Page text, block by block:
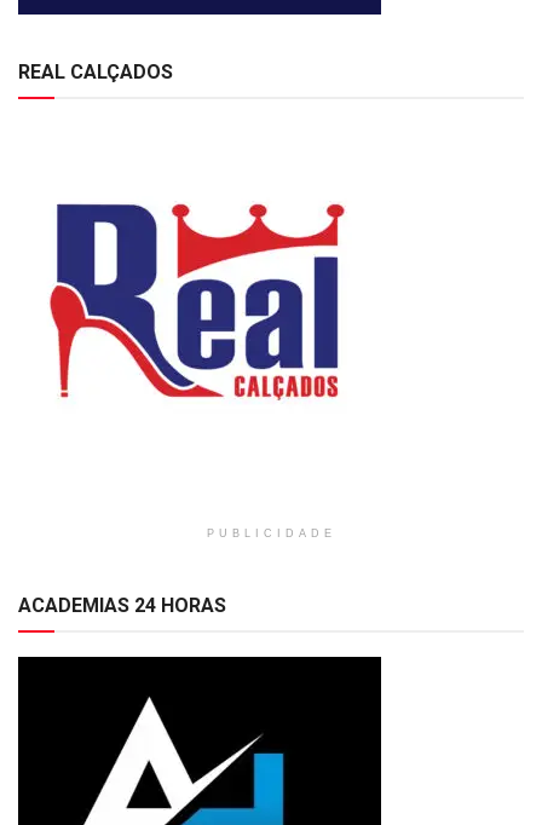
REAL CALÇADOS
PUBLICIDADE
ACADEMIAS 24 HORAS